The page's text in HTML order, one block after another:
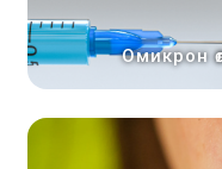
Омикрон